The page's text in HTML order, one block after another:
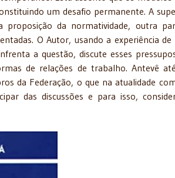
um desafio permanente. A
proposição da normatividade, outra
O Autor, usando a experiência de
a questão, discute esses
de relações de trabalho. Antevê
da Federação, o que na atualidade
das discussões e para isso,